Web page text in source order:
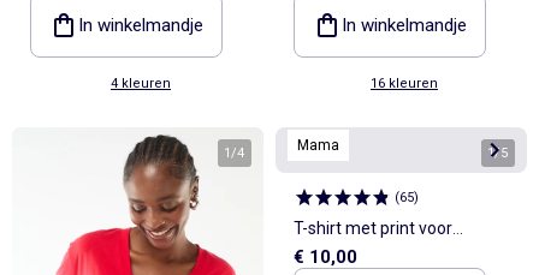
In winkelmandje
4 kleuren
In winkelmandje
16 kleuren
1/4 Mama 1/5
(65)
T-shirt met print voor
borstvoeding
€ 10,00